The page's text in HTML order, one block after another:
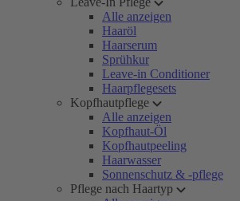
Alle anzeigen
Haaröl
Haarserum
Sprühkur
Leave-in Conditioner
Haarpflegesets
Kopfhautpflege
Alle anzeigen
Kopfhaut-Öl
Kopfhautpeeling
Haarwasser
Sonnenschutz & -pflege
Pflege nach Haartyp